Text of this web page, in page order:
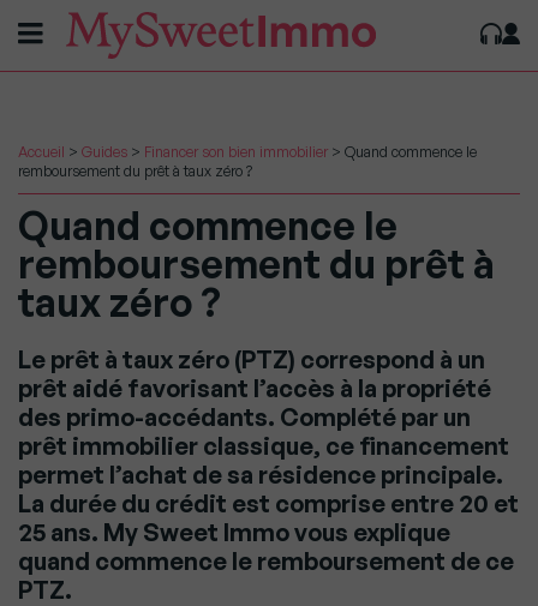
Accueil > Guides > Financer son bien immobilier > Quand commence le
remboursement du prêt à taux zéro ?
Quand commence le
remboursement du prêt à
taux zéro ?
Le prêt à taux zéro (PTZ) correspond à un
prêt aidé favorisant l’accès à la propriété
des primo-accédants. Complété par un
prêt immobilier classique, ce financement
permet l’achat de sa résidence principale.
La durée du crédit est comprise entre 20 et
25 ans. My Sweet Immo vous explique
quand commence le remboursement de ce
PTZ.